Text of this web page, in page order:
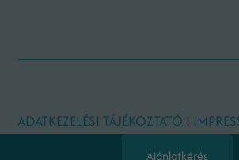
ADATKEZELÉSI TÁJÉKOZTATÓ I
Ajánlatkérés